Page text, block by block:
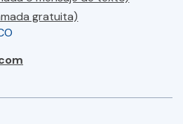
gratuita)